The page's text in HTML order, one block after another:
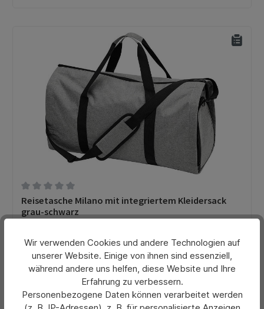
Durchschnittliche Bewertung von 0 von 5 Sternen
Reisetasche Milano mit integriertem Kleidersack
grau-schwarz
Ab25,70 €*
Preise exkl. MwSt. zzgl. Versandkosten
Details
Wir verwenden Cookies und andere Technologien auf
unserer Website. Einige von ihnen sind essenziell,
während andere uns helfen, diese Website und Ihre
Erfahrung zu verbessern.
Personenbezogene Daten können verarbeitet werden